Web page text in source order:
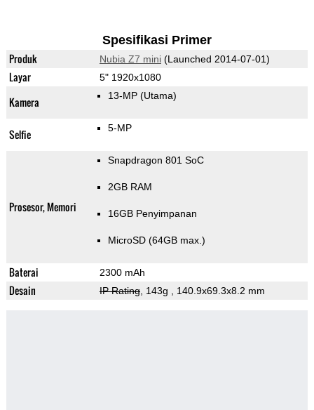
Spesifikasi Primer
Produk Nubia Z7 mini(Launched 2014-07-01)
Layar 5" 1920x1080
Kamera 13-MP (Utama)
Selfie 5-MP
Prosesor, Memori
Snapdragon 801 SoC
2GB RAM
16GB Penyimpanan
MicroSD (64GB max.)
Baterai 2300 mAh
Desain IP Rating, 143g , 140.9x69.3x8.2 mm